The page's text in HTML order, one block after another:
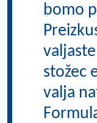
bomo
stožec
valja